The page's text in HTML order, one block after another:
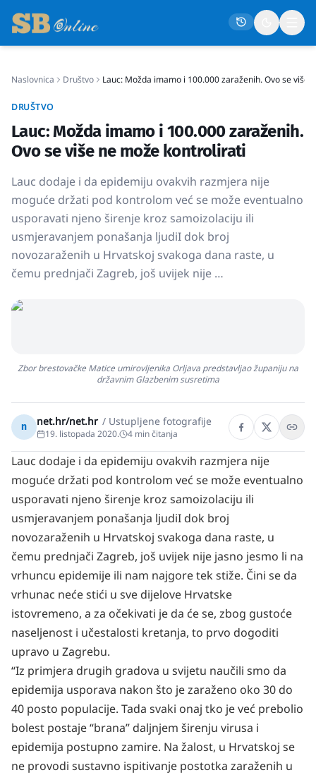
Crna kronika
Sport
Kultura
Naslovnica Društvo Lauc: Možda imamo i 100.000 zaraženih. Ovo se više
DRUŠTVO
Lauc: Možda imamo i 100.000 zaraženih.
Ovo se više ne može kontrolirati
Lauc dodaje i da epidemiju ovakvih razmjera nije
moguće držati pod kontrolom već se može eventualno
usporavati njeno širenje kroz samoizolaciju ili
usmjeravanjem ponašanja ljudiI dok broj
novozaraženih u Hrvatskoj svakoga dana raste, u
čemu prednjači Zagreb, još uvijek nije …
Zbor brestovačke Matice umirovljenika Orljava predstavljao županiju na
državnim Glazbenim susretima
n net.hr/net.hr / Ustupljene fotografije
19. listopada 2020. 4 min čitanja
Lauc dodaje i da epidemiju ovakvih razmjera nije
moguće držati pod kontrolom već se može eventualno
usporavati njeno širenje kroz samoizolaciju ili
usmjeravanjem ponašanja ljudiI dok broj
novozaraženih u Hrvatskoj svakoga dana raste, u
čemu prednjači Zagreb, još uvijek nije jasno jesmo li na
vrhuncu epidemije ili nam najgore tek stiže. Čini se da
vrhunac neće stići u sve dijelove Hrvatske
istovremeno, a za očekivati je da će se, zbog gustoće
naseljenost i učestalosti kretanja, to prvo dogoditi
upravo u Zagrebu.
“Iz primjera drugih gradova u svijetu naučili smo da
epidemija usporava nakon što je zaraženo oko 30 do
40 posto populacije. Tada svaki onaj tko je već prebolio
bolest postaje “brana” daljnjem širenju virusa i
epidemija postupno zamire. Na žalost, u Hrvatskoj se
ne provodi sustavno ispitivanje postotka zaraženih u